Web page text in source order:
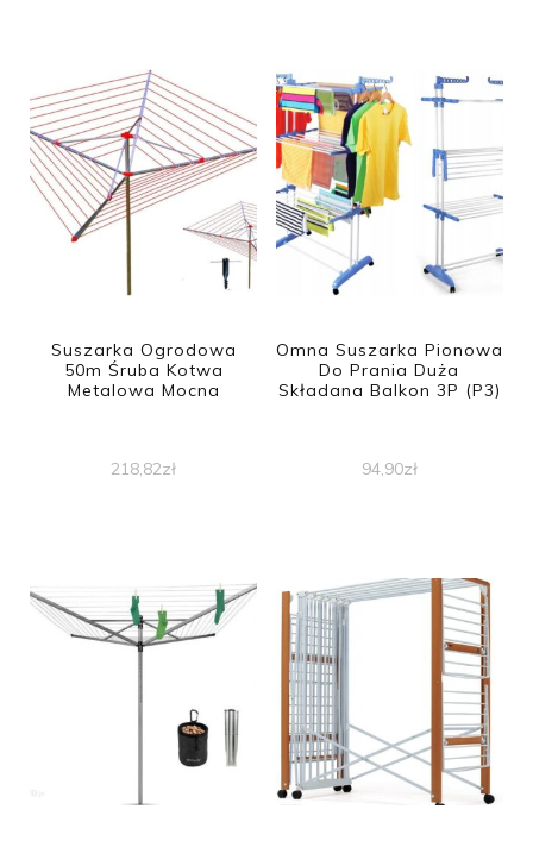
Suszarka Ogrodowa
50m Śruba Kotwa
Metalowa Mocna
218,82zł
Omna Suszarka Pionowa
Do Prania Duża
Składana Balkon 3P (P3)
94,90zł